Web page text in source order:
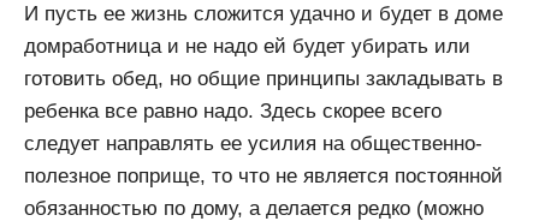
И пусть ее жизнь сложится удачно и будет в доме
домработница и не надо ей будет убирать или
готовить обед, но общие принципы закладывать в
ребенка все равно надо. Здесь скорее всего
следует направлять ее усилия на общественно-
полезное поприще, то что не является постоянной
обязанностью по дому, а делается редко (можно